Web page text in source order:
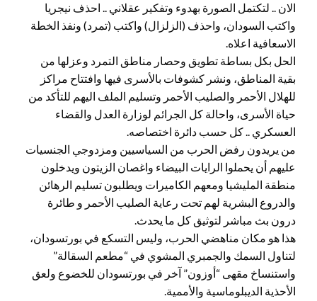
الان .. لتكتمل الصورة بهدوء وتفكير عقلاني .. احذف نيجريا
واكتب السودان، واحذف (الزلزال) واكتب (تمرد) ونفذ الخطة
الاسعافية اعلاه.
الحل بكل بساطة تطويق وحصار مناطق التمرد وعزلها من
بقية المناطق، ونشر كشوفات بالأسرى فيها وافتتاح مراكز
للهلال الأحمر والصليب الأحمر وتسليم الملف اليهم للتأكد من
حياة الأسرى، واحالة كل الجرائم لوزارة العدل والقضاء
العسكري .. كل حسب دائرة اختصاصه.
من يريدون رفض الحرب من السياسيين ومزدوجي الجنسيات
عليهم أن يحملوا الرايات البيضاء واغصان الزيتون ويدخلون
منطقة المليشيا ومعهم الكاميرات ويطلبون تسليم الرهائن
والدروع البشرية لهم تحت رعاية الصليب الأحمر و طائرة
درون بث مباشر لتوثيق كل ما يحدث.
هذا هو مكان مناهضي الحرب، وليس التسكع في بورتسودان،
لتناول السمك والجمبري المشوي في “مطعم السقالة”
واستنساخ مقهى “أوزون” آخر في بورتسودان للخضوع ولعق
الأحذية الديبلوماسية والأممية.